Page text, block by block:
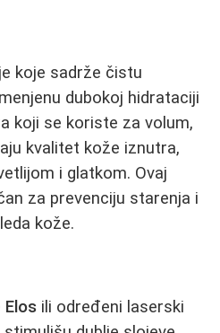
koje sadrže čistu
dubokoj hidrataciji
koji se koriste za volum,
kvalitet kože iznutra,
i glatkom. Ovaj
za prevenciju starenja i
kože.
Elos ili određeni laserski